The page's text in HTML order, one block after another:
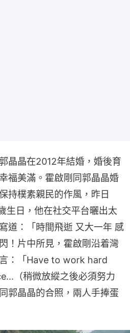
晶晶在2012年結婚，婚後育
福美滿。霍啟剛同郭晶晶婚
持樸素親民的作風，昨日
生日，他在社交平台曬出太
道：「時間飛逝 又大一年 感
！片中所見，霍啟剛沿着灣
：「Have to work hard
（稍微放縱之後必須努力
郭晶晶的合照，兩人手捧蛋